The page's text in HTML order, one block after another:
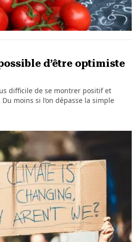
d’être optimiste
difficile de se montrer positif et
moins si l’on dépasse la simple